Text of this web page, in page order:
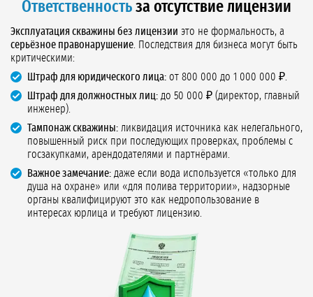
Ответственность за отсутствие лицензии
Эксплуатация скважины без лицензии это не формальность, а
серьёзное правонарушение . Последствия для бизнеса могут быть
критическими:
Штраф для юридического лица: от 800 000 до 1 000 000 ₽.
Штраф для должностных лиц: до 50 000 ₽ (директор, главный
инженер).
Тампонаж скважины: ликвидация источника как нелегального,
повышенный риск при последующих проверках, проблемы с
госзакупками, арендодателями и партнёрами.
Важное замечание: даже если вода используется «только для
душа на охране» или «для полива территории», надзорные
органы квалифицируют это как недропользование в
интересах юрлица и требуют лицензию.